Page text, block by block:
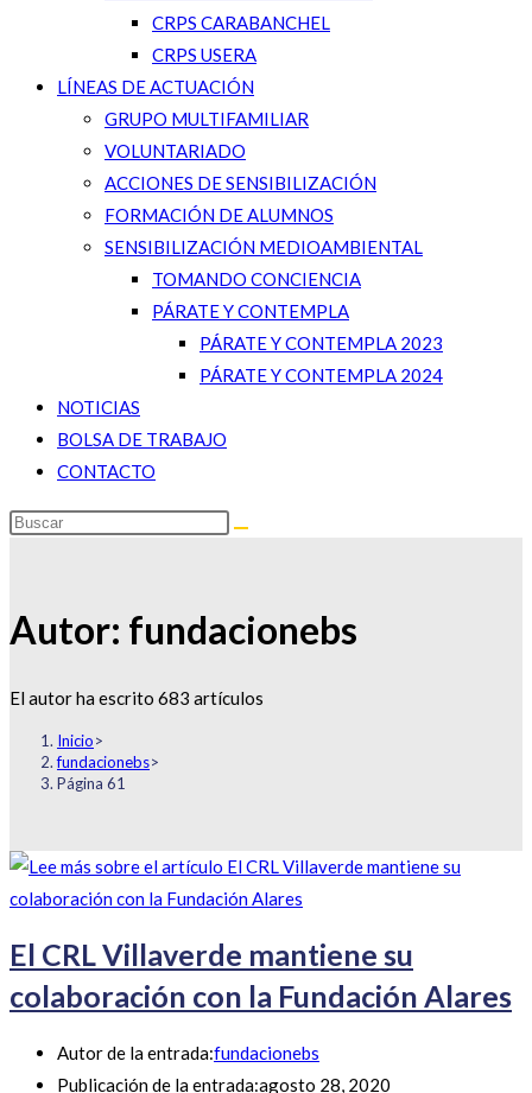
CRPS CARABANCHEL
CRPS USERA
LÍNEAS DE ACTUACIÓN
GRUPO MULTIFAMILIAR
VOLUNTARIADO
ACCIONES DE SENSIBILIZACIÓN
FORMACIÓN DE ALUMNOS
SENSIBILIZACIÓN MEDIOAMBIENTAL
TOMANDO CONCIENCIA
PÁRATE Y CONTEMPLA
PÁRATE Y CONTEMPLA 2023
PÁRATE Y CONTEMPLA 2024
NOTICIAS
BOLSA DE TRABAJO
CONTACTO
Autor: fundacionebs
El autor ha escrito 683 artículos
Inicio>
fundacionebs>
Página 61
El CRL Villaverde mantiene su
colaboración con la Fundación Alares
Autor de la entrada:fundacionebs
Publicación de la entrada:agosto 28, 2020